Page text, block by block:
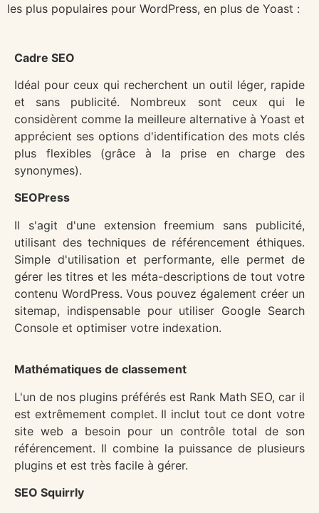
les plus populaires pour WordPress, en plus de Yoast :
Cadre SEO
Idéal pour ceux qui recherchent un outil léger, rapide
et sans publicité. Nombreux sont ceux qui le
considèrent comme la meilleure alternative à Yoast et
apprécient ses options d'identification des mots clés
plus flexibles (grâce à la prise en charge des
synonymes).
SEOPress
Il s'agit d'une extension freemium sans publicité,
utilisant des techniques de référencement éthiques.
Simple d'utilisation et performante, elle permet de
gérer les titres et les méta-descriptions de tout votre
contenu WordPress. Vous pouvez également créer un
sitemap, indispensable pour utiliser Google Search
Console et optimiser votre indexation.
Mathématiques de classement
L'un de nos plugins préférés est Rank Math SEO, car il
est extrêmement complet. Il inclut tout ce dont votre
site web a besoin pour un contrôle total de son
référencement. Il combine la puissance de plusieurs
plugins et est très facile à gérer.
SEO Squirrly